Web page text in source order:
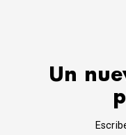
Un